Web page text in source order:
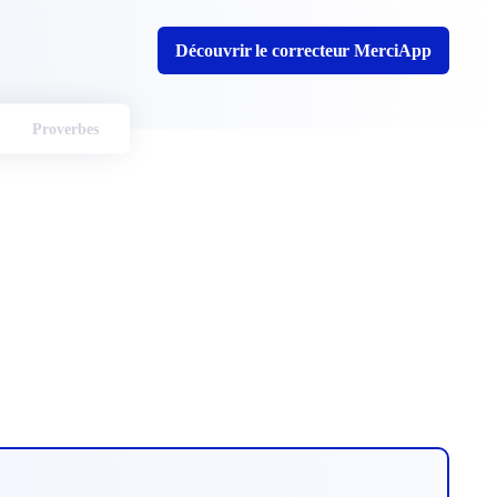
Découvrir le correcteur MerciApp
Proverbes